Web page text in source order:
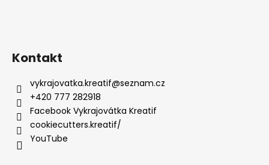
Kontakt
vykrajovatka.kreatif@seznam.cz
+420 777 282918
Facebook Vykrajovátka Kreatif
cookiecutters.kreatif/
YouTube